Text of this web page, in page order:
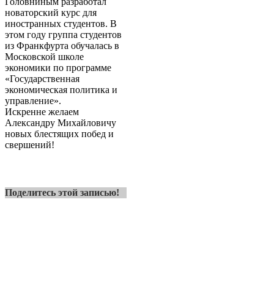
новаторский курс для
иностранных студентов. В
этом году группа студентов
из Франкфурта обучалась в
Московской школе
экономики по программе
«Государственная
экономическая политика и
управление».
Искренне желаем
Александру Михайловичу
новых блестящих побед и
свершений!
Поделитесь этой записью!